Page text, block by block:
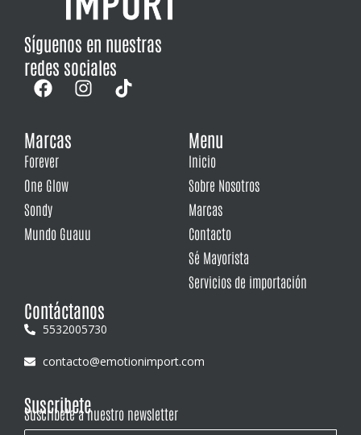
Síguenos en nuestras
redes sociales
Marcas
Forever
One Glow
Sondy
Mundo Guauu
Menu
Inicio
Sobre Nosotros
Marcas
Contacto
Sé Mayorista
Servicios de importación
Contáctanos
5532005730
contacto@emotionimport.com
Suscribete
Suscríbete a nuestro newsletter